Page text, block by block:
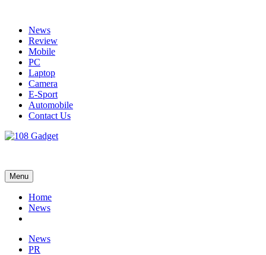
contentNews
Review
Mobile
PC
Laptop
Camera
E-Sport
Automobile
Contact Us
Menu
Home
News
News
PR